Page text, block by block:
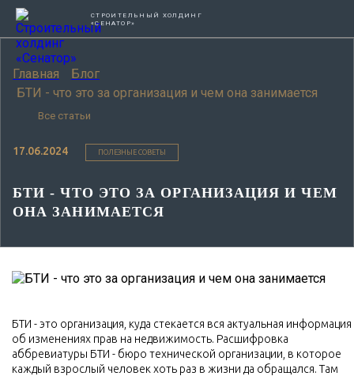
СТРОИТЕЛЬНЫЙ ХОЛДИНГ
«СЕНАТОР»
Главная
Блог
БТИ - что это за организация и чем она занимается
Все статьи
17.06.2024 ПОЛЕЗНЫЕ СОВЕТЫ
БТИ - ЧТО ЭТО ЗА ОРГАНИЗАЦИЯ И ЧЕМ
ОНА ЗАНИМАЕТСЯ
БТИ - это организация, куда стекается вся актуальная информация
об изменениях прав на недвижимость. Расшифровка
аббревиатуры БТИ - бюро технической организации, в которое
каждый взрослый человек хоть раз в жизни да обращался. Там